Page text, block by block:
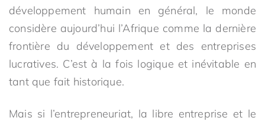
développement humain en général, le monde
considère aujourd’hui l’Afrique comme la dernière
frontière du développement et des entreprises
lucratives. C’est à la fois logique et inévitable en
tant que fait historique.
Mais si l’entrepreneuriat, la libre entreprise et le